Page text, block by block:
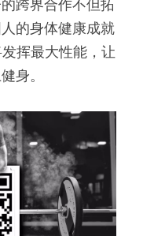
跨界合作不但拓
的身体健康成就
挥最大性能，让
身。